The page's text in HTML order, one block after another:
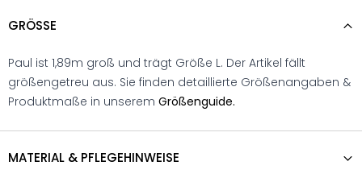
GRÖSSE
Paul ist 1,89m groß und trägt Größe L. Der Artikel fällt
größengetreu aus. Sie finden detaillierte Größenangaben &
Produktmaße in unserem Größenguide.
MATERIAL & PFLEGEHINWEISE